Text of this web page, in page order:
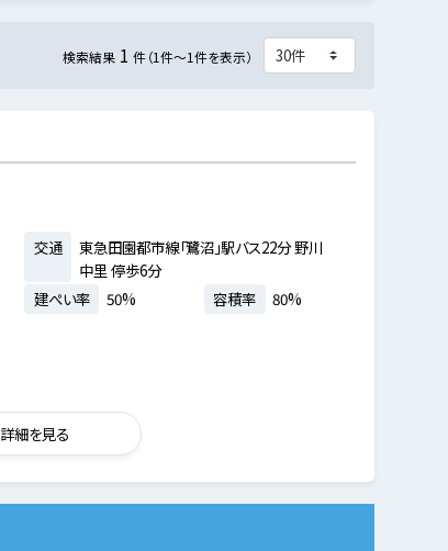
検索結果 1 件（1件～1件を表示）
交通
東急田園都市線「鷺沼」駅バス22分 野川
中里 停歩6分
建ぺい率 50% 容積率 80%
詳細を見る